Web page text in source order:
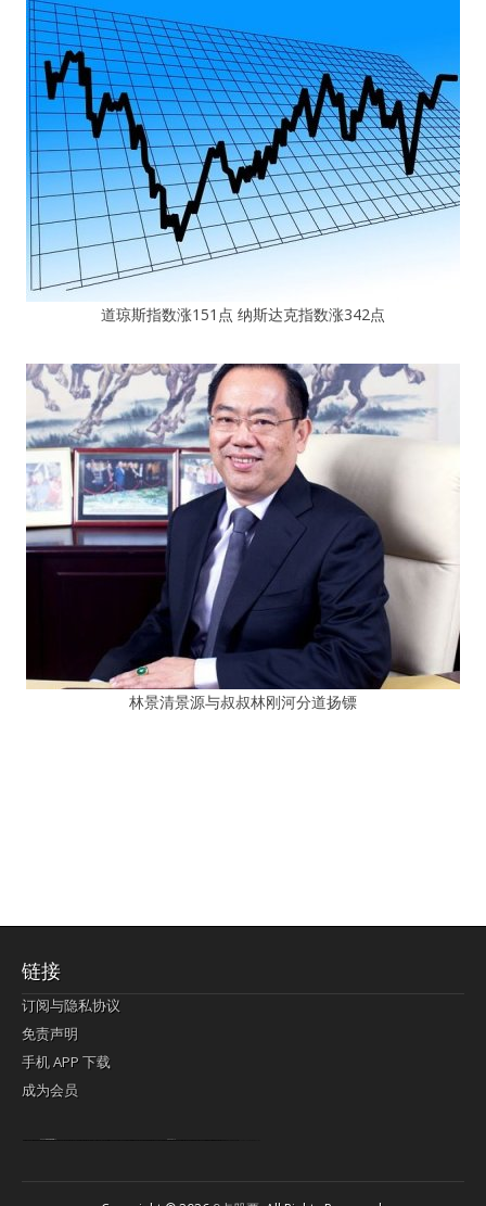
道琼斯指数涨151点 纳斯达克指数涨342点
林景清景源与叔叔林刚河分道扬镖
链接
订阅与隐私协议
免责声明
手机 APP 下载
成为会员